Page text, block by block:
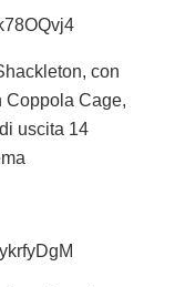
con
Coppola Cage,
uscita 14